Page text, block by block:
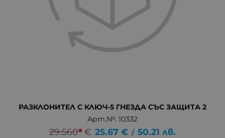
РАЗКЛОНИТЕЛ С КЛЮЧ-5 ГНЕЗДА СЪС ЗАЩИТА 2
Арт.№: 10332
29.560*€ 25.67 € / 50.21 лв.